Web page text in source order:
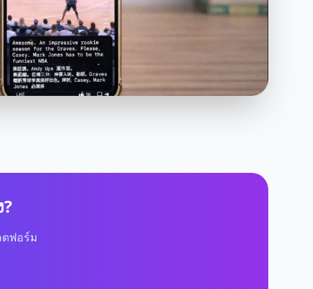
ฟอร์ม